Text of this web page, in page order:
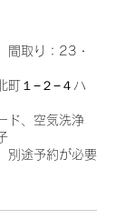
間取り：23・
町１−２−４ハ
ド、空気洗浄
別途予約が必要